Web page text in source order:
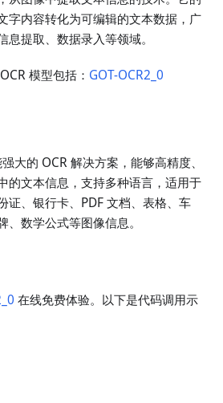
字内容转化为可编辑的文本数据，广
提取、数据录入等领域。
模型包括： GOT-OCR2_0
大的 OCR 解决方案，能够高精度、
的文本信息，支持多种语言，适用于
证、银行卡、PDF 文档、表格、车
数学公式等图像信息。
在线免费体验。以下是代码调用示